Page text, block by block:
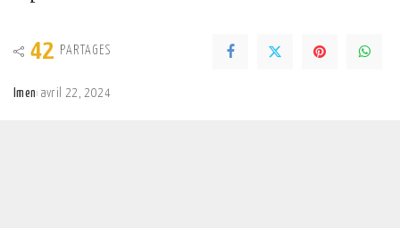
42 PARTAGES
Imen avril 22, 2024